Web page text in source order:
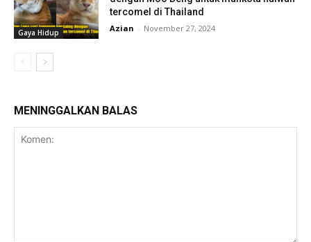
Gaya Hidup
tercomel di Thailand
Azian - November 27, 2024
MENINGGALKAN BALAS